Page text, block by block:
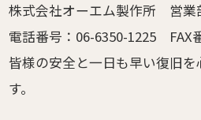
株式会社オーエム製作所 営業
電話番号：06-6350-1225 FAX
皆様の安全と一日も早い復旧
す。